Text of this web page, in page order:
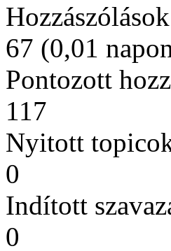
67 (0,01
Pontozott
117
Nyitott
0
Indított
0